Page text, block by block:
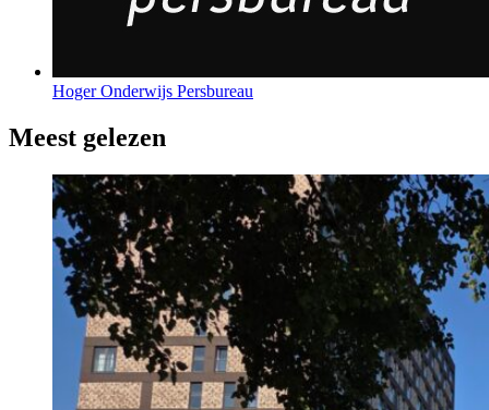
Hoger Onderwijs Persbureau
Meest gelezen